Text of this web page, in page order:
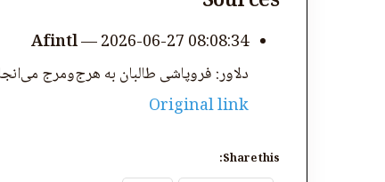
Afintl—2026-06-27 08:08:34
دلاور: فروپاشی طالبان به هرج‌ومرج
Original link
Share this: